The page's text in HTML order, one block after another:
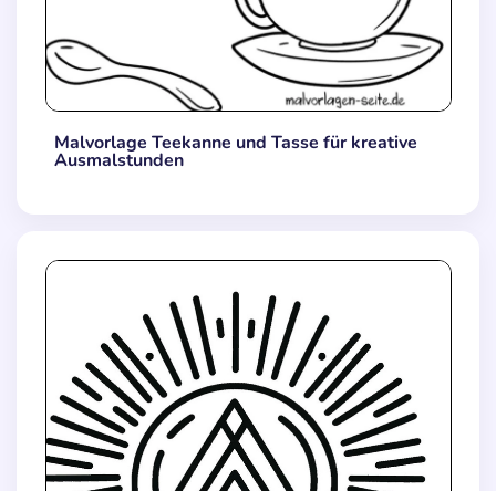
Malvorlage Teekanne und Tasse für kreative
Ausmalstunden